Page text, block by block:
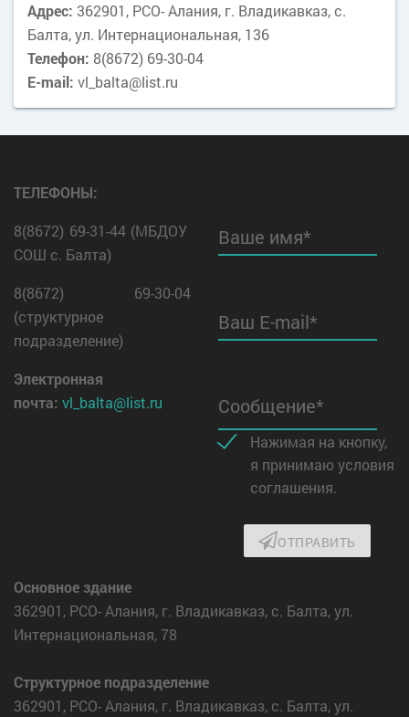
Адрес: 362901, РСО- Алания, г. Владикавказ, с.
Балта, ул. Интернациональная, 136
Телефон: 8(8672) 69-30-04
E-mail: vl_balta@list.ru
ТЕЛЕФОНЫ:
8(8672) 69-31-44 (МБДОУ
СОШ с. Балта)
8(8672) 69-30-04
(структурное
подразделение)
Электронная
почта: vl_balta@list.ru
Ваше имя*
Ваш E-mail*
Сообщение*
Нажимая на кнопку,
я принимаю условия
соглашения.
ОТПРАВИТЬ
Основное здание
362901, РСО- Алания, г. Владикавказ, с. Балта, ул.
Интернациональная, 78
Структурное подразделение
362901, РСО- Алания, г. Владикавказ, с. Балта, ул.